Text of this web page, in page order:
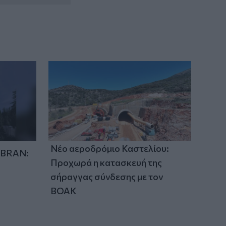
Νέο αεροδρόμιο Καστελίου:
Προχωρά η κατασκευή της
σήραγγας σύνδεσης με τον
ΒΟΑΚ